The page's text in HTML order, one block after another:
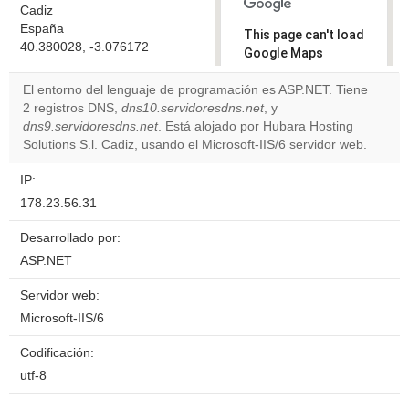
Cadiz
España
40.380028, -3.076172
This page can't load
Google Maps
correctly.
Do you
own this
website?
OK
El entorno del lenguaje de programación es ASP.NET. Tiene
2 registros DNS, dns10.servidoresdns.net, y
dns9.servidoresdns.net. Está alojado por Hubara Hosting
Solutions S.l. Cadiz, usando el Microsoft-IIS/6 servidor web.
IP:
178.23.56.31
Desarrollado por:
ASP.NET
Servidor web:
Microsoft-IIS/6
Codificación:
utf-8